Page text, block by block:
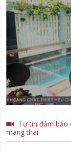
Tự tin đảm bảo
mang thai